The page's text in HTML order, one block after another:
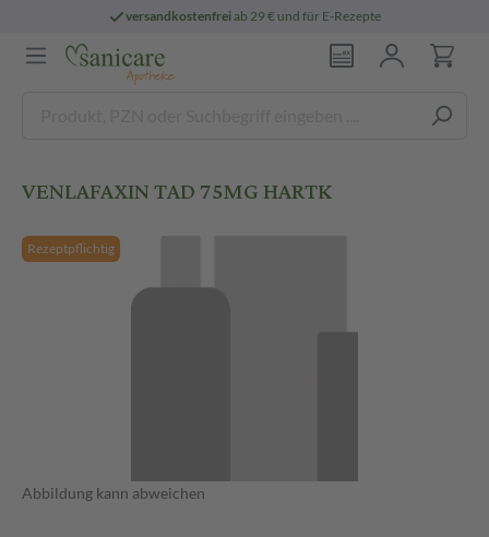
versandkostenfreiab 29 € und für E-Rezepte
VENLAFAXIN TAD 75MG HARTK
Rezeptpflichtig
Abbildung kann abweichen